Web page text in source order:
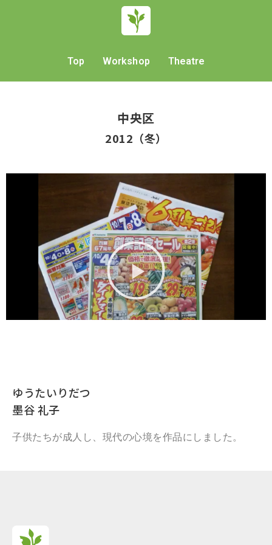
Top Workshop Theatre
中央区
2012（冬）
ゆうたいりだつ
墨谷 礼子
子供たちが成人し、現代の心境を作品にしました。